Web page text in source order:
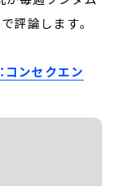
評論します。
コンセクエン